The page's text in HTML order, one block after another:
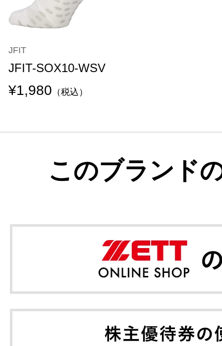
JFIT
JFIT-SOX10-WSV
¥1,980 （税込）
このブランド